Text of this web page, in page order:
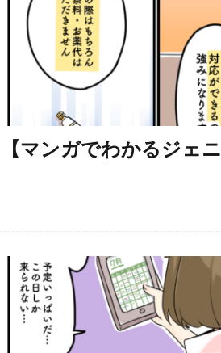
【マンガでわかるジェ